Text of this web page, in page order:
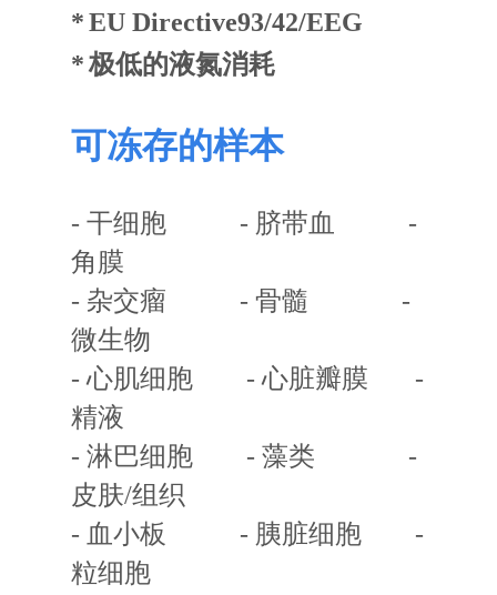
*EU Directive93/42/EEG
*极低的液氮消耗
可冻存的样本
- 干细胞 - 脐带血
 -
角膜
- 杂交瘤  - 骨髓 -
微生物
- 心肌细胞 -心脏瓣膜 -
精液
- 淋巴细胞 - 藻类  -
皮肤/组织
- 血小板
 - 胰脏细胞 -
粒细胞